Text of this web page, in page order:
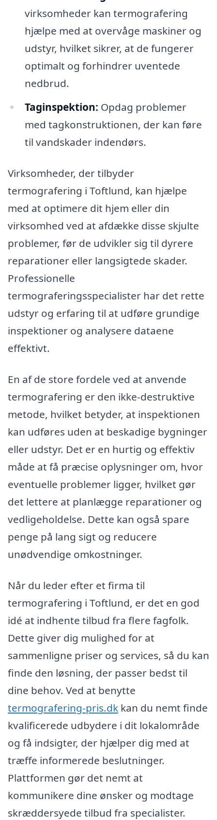
virksomheder kan termografering
hjælpe med at overvåge maskiner og
udstyr, hvilket sikrer, at de fungerer
optimalt og forhindrer uventede
nedbrud.
Taginspektion: Opdag problemer
med tagkonstruktionen, der kan føre
til vandskader indendørs.
Virksomheder, der tilbyder
termografering i Toftlund, kan hjælpe
med at optimere dit hjem eller din
virksomhed ved at afdække disse skjulte
problemer, før de udvikler sig til dyrere
reparationer eller langsigtede skader.
Professionelle
termograferingsspecialister har det rette
udstyr og erfaring til at udføre grundige
inspektioner og analysere dataene
effektivt.
En af de store fordele ved at anvende
termografering er den ikke-destruktive
metode, hvilket betyder, at inspektionen
kan udføres uden at beskadige bygninger
eller udstyr. Det er en hurtig og effektiv
måde at få præcise oplysninger om, hvor
eventuelle problemer ligger, hvilket gør
det lettere at planlægge reparationer og
vedligeholdelse. Dette kan også spare
penge på lang sigt og reducere
unødvendige omkostninger.
Når du leder efter et firma til
termografering i Toftlund, er det en god
idé at indhente tilbud fra flere fagfolk.
Dette giver dig mulighed for at
sammenligne priser og services, så du kan
finde den løsning, der passer bedst til
dine behov. Ved at benytte
termografering-pris.dk kan du nemt finde
kvalificerede udbydere i dit lokalområde
og få indsigter, der hjælper dig med at
træffe informerede beslutninger.
Plattformen gør det nemt at
kommunikere dine ønsker og modtage
skræddersyede tilbud fra specialister.